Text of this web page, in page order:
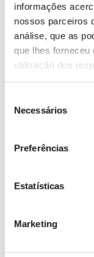
informações
nossos parceiros
análise, que as
que lhes forneceu
utilização dos
Necessários
Preferências
Estatísticas
Marketing